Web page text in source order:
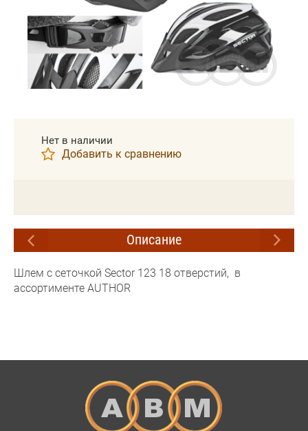
Нет в наличии
Добавить к сравнению
Описание
Шлем с сеточкой Sector 123 18 отверстий, в
ассортименте AUTHOR